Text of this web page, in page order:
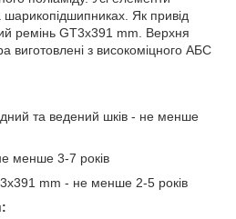
Як привід
ремінь GT3x391 mm. Верхня
виготовлені з високоміцного АБС
та ведений шків - не менше
менше 3-7 років
mm - не менше 2-5 років